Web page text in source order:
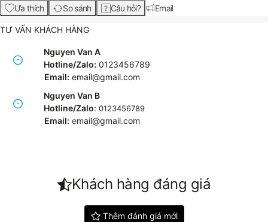
Ưa thích So sánh Câu hỏi? Email
TƯ VẤN KHÁCH HÀNG
Nguyen Van A
Hotline/Zalo: 0123456789
Email: email@gmail.com
Nguyen Van B
Hotline/Zalo: 0123456789
Email: email@gmail.com
Khách hàng đáng giá
Thêm đánh giá mới